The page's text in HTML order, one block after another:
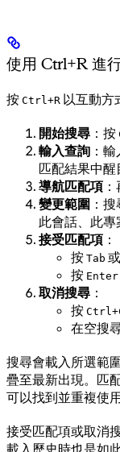
使用 Ctrl+R 進
按 Ctrl+R 以互動方
開始搜尋 ：按
輸入查詢 ：
匹配結果中醒
導航匹配項
變更範圍 ：
此會話、此
接受匹配項 ：
按 Tab 或
按 Enter
取消搜尋 ：
按
在空搜
搜尋會載入所選範
疊至最新出現。匹
可以找到並重複使
接受匹配項或取消